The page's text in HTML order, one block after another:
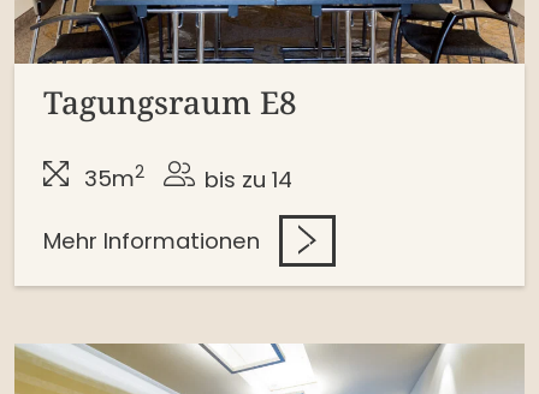
Tagungsraum E8
35m2 bis zu 14
Mehr Informationen